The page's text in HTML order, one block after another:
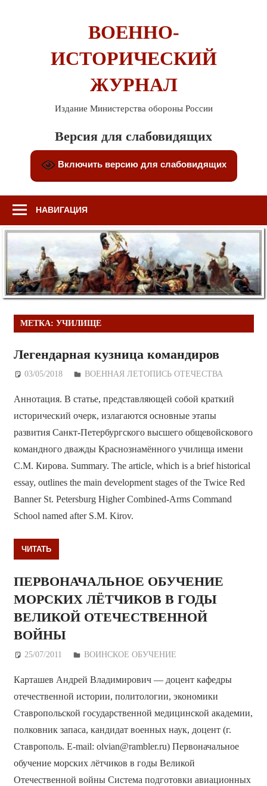
ВОЕННО-
ИСТОРИЧЕСКИЙ
ЖУРНАЛ
Издание Министерства обороны России
Версия для слабовидящих
Включить версию для слабовидящих
НАВИГАЦИЯ
МЕТКА: УЧИЛИЩЕ
Легендарная кузница командиров
03/05/2018 Дежурный по Редакции
ВОЕННАЯ ЛЕТОПИСЬ ОТЕЧЕСТВА
Аннотация. В статье, представляющей собой краткий
исторический очерк, излагаются основные этапы
развития Санкт-Петербургского высшего общевойскового
командного дважды Краснознамённого училища имени
С.М. Кирова. Summary. The article, which is a brief historical
essay, outlines the main development stages of the Twice Red
Banner St. Petersburg Higher Combined-Arms Command
School named after S.M. Kirov.
ЧИТАТЬ
ПЕРВОНАЧАЛЬНОЕ ОБУЧЕНИЕ
МОРСКИХ ЛЁТЧИКОВ В ГОДЫ
ВЕЛИКОЙ ОТЕЧЕСТВЕННОЙ
ВОЙНЫ
25/07/2011 Дежурный по Редакции
ВОИНСКОЕ ОБУЧЕНИЕ
Карташев Андрей Владимирович — доцент кафедры
отечественной истории, политологии, экономики
Ставропольской государственной медицинской академии,
полковник запаса, кандидат военных наук, доцент (г.
Ставрополь. E-mail: olvian@rambler.ru) Первоначальное
обучение морских лётчиков в годы Великой
Отечественной войны Система подготовки авиационных